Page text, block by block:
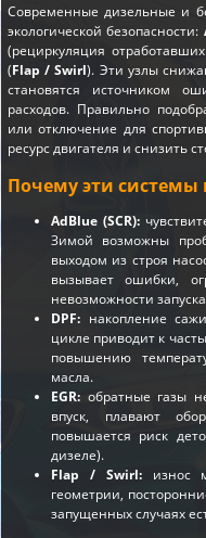
Современные дизельные и
экологической безопасности:
(рециркуляция
(Flap / Swirl). Эти узлы
становятся источником
расходов. Правильно
или отключение для
ресурс двигателя и снизить
Почему эти
AdBlue (SCR):
Зимой возможны
выходом из строя
вызывает ошибки,
невозможности
DPF: накопление
цикле приводит к
повышению
масла.
EGR: обратные газы
впуск, плавают
повышается риск
дизеле).
Flap / Swirl:износ
геометрии,
запущенных случаях